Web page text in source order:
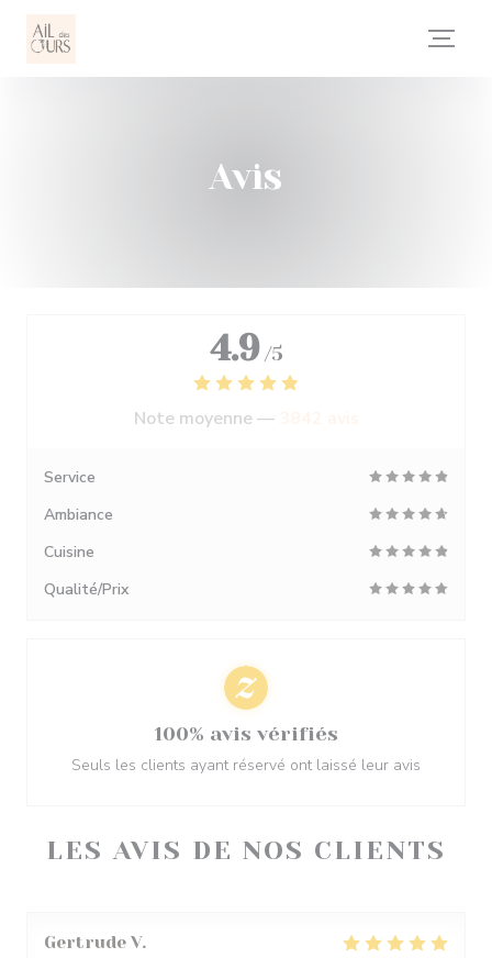
Avis
LES AVIS DE NOS CLIENTS
Gertrude V
4.9 /5
Note moyenne —
Service
Ambiance
Cuisine
Qualité/Prix
100% avis vérifiés
Seuls les clients ayant réservé ont laissé leur avis